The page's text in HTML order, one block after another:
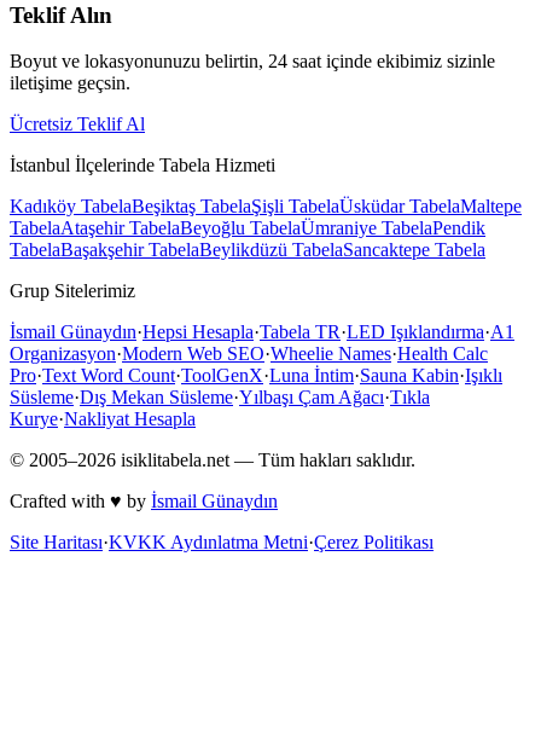
Teklif Alın
Boyut ve lokasyonunuzu belirtin, 24 saat içinde ekibimiz sizinle
iletişime geçsin.
Ücretsiz Teklif Al
İstanbul İlçelerinde Tabela Hizmeti
Kadıköy TabelaBeşiktaş TabelaŞişli TabelaÜsküdarTabelaMaltepe
TabelaAtaşehirTabelaBeyoğlu TabelaÜmraniye TabelaPendik
TabelaBaşakşehirTabelaBeylikdüzü TabelaSancaktepe Tabela
Grup Sitelerimiz
İsmail Günaydın·Hepsi Hesapla·Tabela TR·LED Işıklandırma·A1
Organizasyon·Modern Web SEO·Wheelie Names·Health Calc
Pro·Text Word Count·ToolGenX·Luna İntim·Sauna Kabin·Işıklı
Süsleme·Dış Mekan Süsleme·Yılbaşı Çam Ağacı·Tıkla
Kurye·Nakliyat Hesapla
© 2005–2026 isiklitabela.net — Tüm hakları saklıdır.
Crafted with ♥ by İsmail Günaydın
Site Haritası·KVKK Aydınlatma Metni·Çerez Politikası